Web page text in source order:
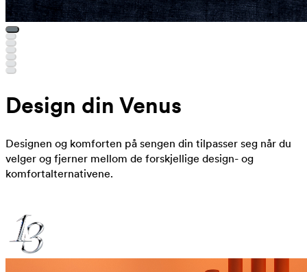
Design din Venus
Designen og komforten på sengen din tilpasser seg når du
velger og fjerner mellom de forskjellige design- og
komfortalternativene.